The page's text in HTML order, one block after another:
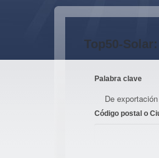
Top50-
Palabra clave
Código postal o